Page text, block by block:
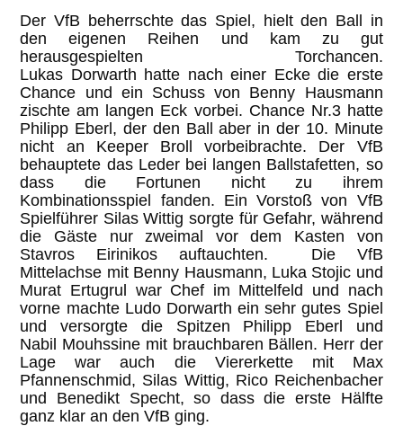
Der VfB beherrschte das Spiel, hielt den Ball in
den eigenen Reihen und kam zu gut
herausgespielten Torchancen.
Lukas Dorwarth hatte nach einer Ecke die erste
Chance und ein Schuss von Benny Hausmann
zischte am langen Eck vorbei. Chance Nr.3 hatte
Philipp Eberl, der den Ball aber in der 10. Minute
nicht an Keeper Broll vorbeibrachte. Der VfB
behauptete das Leder bei langen Ballstafetten, so
dass die Fortunen nicht zu ihrem
Kombinationsspiel fanden. Ein Vorstoß von VfB
Spielführer Silas Wittig sorgte für Gefahr, während
die Gäste nur zweimal vor dem Kasten von
Stavros Eirinikos auftauchten. Die VfB
Mittelachse mit Benny Hausmann, Luka Stojic und
Murat Ertugrul war Chef im Mittelfeld und nach
vorne machte Ludo Dorwarth ein sehr gutes Spiel
und versorgte die Spitzen Philipp Eberl und
Nabil Mouhssine mit brauchbaren Bällen. Herr der
Lage war auch die Viererkette mit Max
Pfannenschmid, Silas Wittig, Rico Reichenbacher
und Benedikt Specht, so dass die erste Hälfte
ganz klar an den VfB ging.